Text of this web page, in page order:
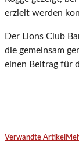
erzielt werden
Der Lions Club
die gemeinsam
einen Beitrag für
Verwandte Artikel